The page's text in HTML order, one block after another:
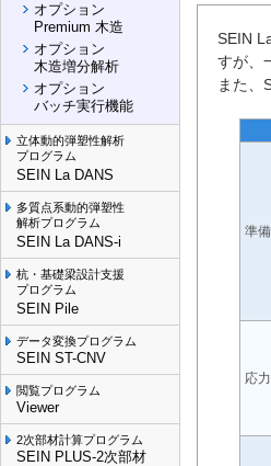
オプション
Premium 木造
オプション
木造増分解析
オプション
バッチ実行機能
立体動的弾塑性解析
プログラム
SEIN La DANS
多質点系動的弾塑性
解析プログラム
SEIN La DANS-i
杭・基礎梁設計支援
プログラム
SEIN Pile
データ変換プログラム
SEIN ST-CNV
閲覧プログラム
Viewer
2次部材計算プログラム
SEIN PLUS-2次部材
SEIN
すが、
また、
準
応